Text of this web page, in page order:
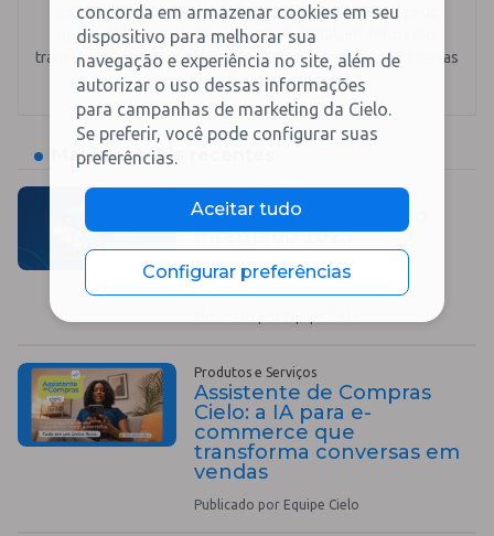
os principais temas que impactam o varejo e os meios de
pagamento: tecnologia, segurança digital, eficiência nas
transações com maquininhas, tendências de consumo e novas
soluções para o empreendedor.
Matérias mais recentes
Cielo publica Relatório
Integrado 2025
Produtos e Serviços
Assistente de Compras
Cielo: a IA para e-
commerce que
transforma conversas em
vendas
Publicado por Equipe Cielo
concorda em armazenar cookies em seu
dispositivo para melhorar sua
navegação e experiência no site, além de
autorizar o uso dessas informações
para campanhas de marketing da Cielo.
Se preferir, você pode configurar suas
preferências.
Aceitar tudo
Configurar preferências